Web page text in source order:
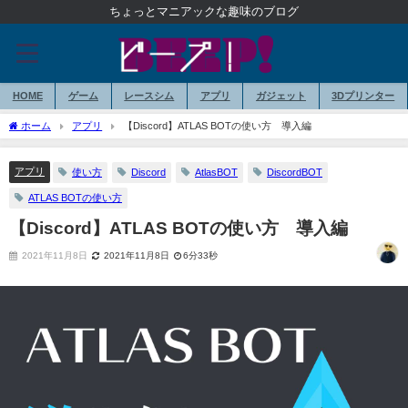
ちょっとマニアックな趣味のブログ
HOME ゲーム レースシム アプリ ガジェット 3Dプリンター
ホーム アプリ 【Discord】ATLAS BOTの使い方 導入編
アプリ 使い方 Discord AtlasBOT DiscordBOT
ATLAS BOTの使い方
【Discord】ATLAS BOTの使い方 導入編
2021年11月8日 2021年11月8日 6分33秒